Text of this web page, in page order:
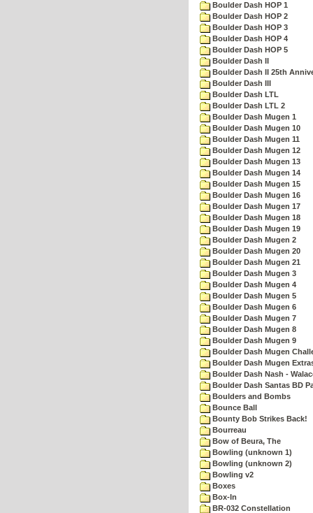
Boulder Dash HOP 1
Boulder Dash HOP 2
Boulder Dash HOP 3
Boulder Dash HOP 4
Boulder Dash HOP 5
Boulder Dash II
Boulder Dash II 25th
Boulder Dash III
Boulder Dash LTL
Boulder Dash LTL 2
Boulder Dash Mugen 1
Boulder Dash Mugen 10
Boulder Dash Mugen 11
Boulder Dash Mugen 12
Boulder Dash Mugen 13
Boulder Dash Mugen 14
Boulder Dash Mugen 15
Boulder Dash Mugen 16
Boulder Dash Mugen 17
Boulder Dash Mugen 18
Boulder Dash Mugen 19
Boulder Dash Mugen 2
Boulder Dash Mugen 20
Boulder Dash Mugen 21
Boulder Dash Mugen 3
Boulder Dash Mugen 4
Boulder Dash Mugen 5
Boulder Dash Mugen 6
Boulder Dash Mugen 7
Boulder Dash Mugen 8
Boulder Dash Mugen 9
Boulder Dash Mugen
Boulder Dash Mugen
Boulder Dash Nash -
Boulder Dash Santas BD
Boulders and Bombs
Bounce Ball
Bounty Bob Strikes Back!
Bourreau
Bow of Beura, The
Bowling (unknown 1)
Bowling (unknown 2)
Bowling v2
Boxes
Box-In
BR-032 Constellation